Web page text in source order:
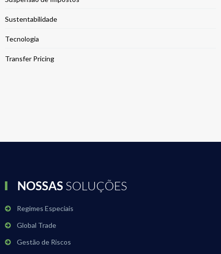
Sustentabilidade
Tecnologia
Transfer Pricing
NOSSAS SOLUÇÕES
Regimes Especiais
Global Trade
Gestão de Riscos